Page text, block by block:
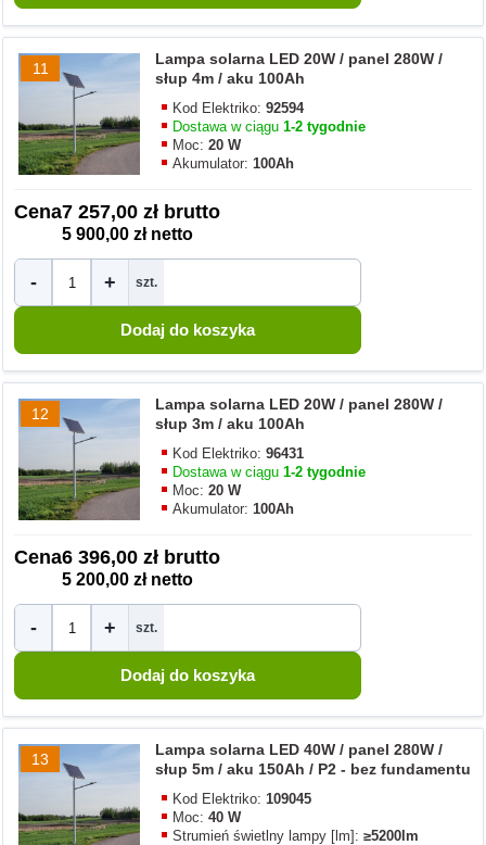
11
Lampa solarna LED 20W / panel 280W /
słup 4m / aku 100Ah
Kod Elektriko:92594
Dostawa w ciągu1-2 tygodnie
Moc:20 W
Akumulator:100Ah
Cena7 257,00 zł brutto
5 900,00 zł netto
- + szt.
12
Lampa solarna LED 20W / panel 280W /
słup 3m / aku 100Ah
Kod Elektriko:96431
Dostawa w ciągu1-2 tygodnie
Moc:20 W
Akumulator:100Ah
Cena6 396,00 zł brutto
5 200,00 zł netto
- + szt.
13
Lampa solarna LED 40W / panel 280W /
słup 5m / aku 150Ah / P2 - bez fundamentu
Kod Elektriko:109045
Moc:40 W
Strumień świetlny lampy [lm]:≥5200lm